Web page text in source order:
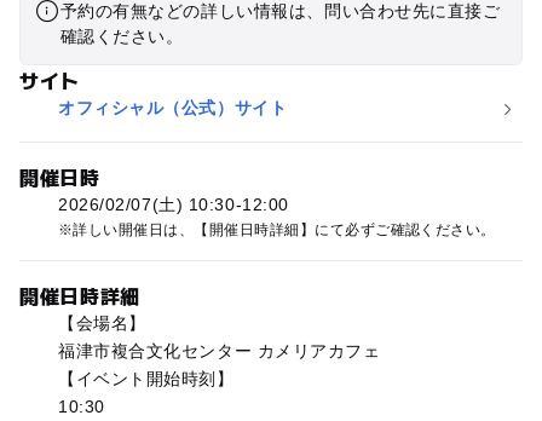
予約の有無などの詳しい情報は、問い合わせ先に直接ご
確認ください。
サイト
オフィシャル（公式）サイト
開催日時
2026/02/07(土) 10:30-12:00
詳しい開催日は、【開催日時詳細】にて必ずご確認ください。
開催日時詳細
【会場名】
福津市複合文化センター カメリアカフェ
【イベント開始時刻】
10:30